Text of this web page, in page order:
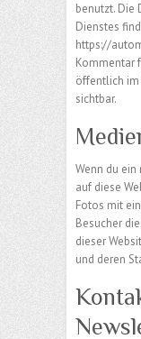
benutzt. Die
Dienstes
https://
Kommentar
öffentlich im
sichtbar.
Wenn du
auf diese
Fotos mit
Besucher
dieser
und deren